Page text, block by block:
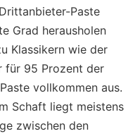
Paste
Grad herausholen
Klassikern wie der
für 95 Prozent der
vollkommen aus.
Schaft liegt meistens
zwischen den